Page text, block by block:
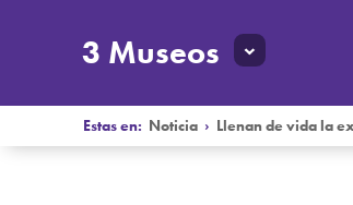
3 Museos
Estas en: Noticia › Llenan de vida la